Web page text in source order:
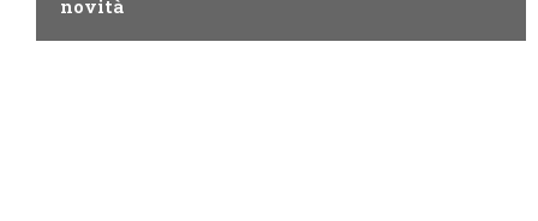
novità